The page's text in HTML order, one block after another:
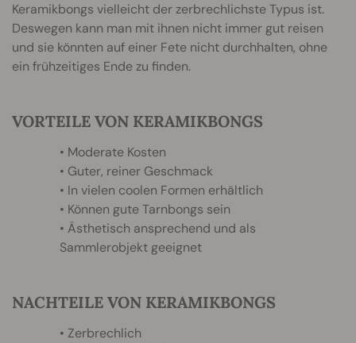
Keramikbongs vielleicht der zerbrechlichste Typus ist.
Deswegen kann man mit ihnen nicht immer gut reisen
und sie könnten auf einer Fete nicht durchhalten, ohne
ein frühzeitiges Ende zu finden.
VORTEILE VON KERAMIKBONGS
• Moderate Kosten
• Guter, reiner Geschmack
• In vielen coolen Formen erhältlich
• Können gute Tarnbongs sein
• Ästhetisch ansprechend und als
Sammlerobjekt geeignet
NACHTEILE VON KERAMIKBONGS
• Zerbrechlich